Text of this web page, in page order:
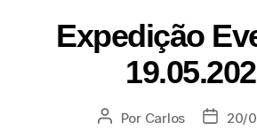
Expedição
Por Carlos
20/